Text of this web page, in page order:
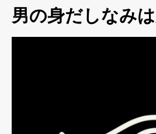
男の身だしなみは